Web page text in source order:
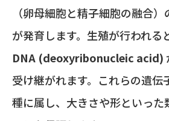
（卵母細胞と精子細胞の融合
が発育します。生殖が行われる
DNA (deoxyribonucleic acid)
受け継がれます。これらの遺伝
種に属し、大きさや形といった